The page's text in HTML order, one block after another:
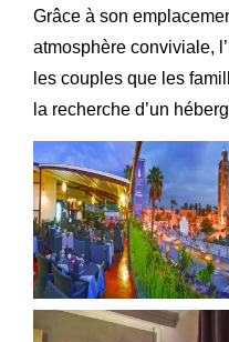
Grâce à son
atmosphère conviviale, l’
les couples que les
la recherche d’un